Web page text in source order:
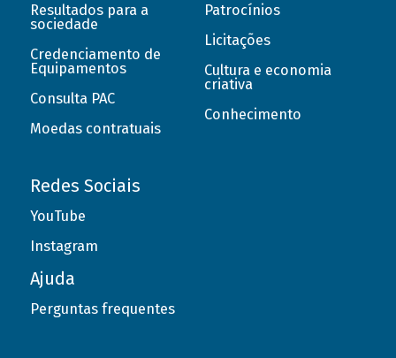
Resultados para a
sociedade
Credenciamento de
Equipamentos
Consulta PAC
Moedas contratuais
Patrocínios
Licitações
Cultura e economia
criativa
Conhecimento
Redes Sociais
YouTube
Instagram
Ajuda
Perguntas frequentes